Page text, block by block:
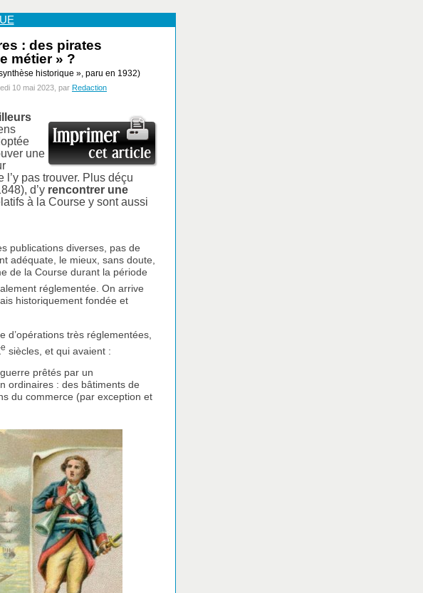
: des pirates
métier » ?
historique », paru en 1932)
10 mai 2023, par Redaction
une
l’y pas trouver. Plus déçu
d’y rencontrer une
à la Course y sont aussi
publications diverses, pas de
adéquate, le mieux, sans doute,
de la Course durant la période
réglementée. On arrive
historiquement fondée et
d’opérations très réglementées,
e siècles, et qui avaient :
prêtés par un
ordinaires : des bâtiments de
du commerce (par exception et